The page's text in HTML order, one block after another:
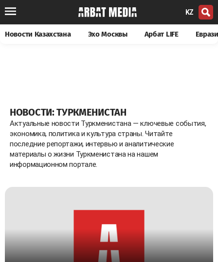
KZ
Новости Казахстана Эхо Москвы Арбат LIFE
НОВОСТИ: ТУРКМЕНИСТАН
Актуальные новости Туркменистана — ключевые события,
экономика, политика и культура страны. Читайте
последние репортажи, интервью и аналитические
материалы о жизни Туркменистана на нашем
информационном портале.